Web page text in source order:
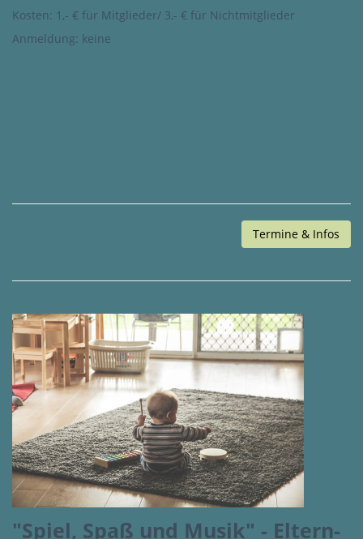
Kosten: 1,- € für Mitglieder/ 3,- € für Nichtmitglieder
Anmeldung: keine
Termine & Infos
"Spiel, Spaß und Musik" - Eltern-